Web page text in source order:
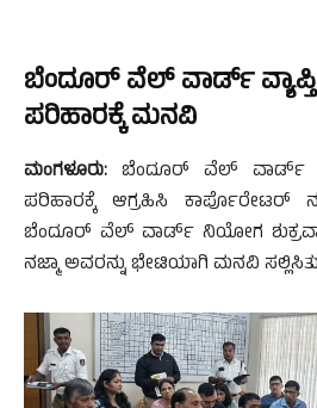
ಬೆಂದೂರ್ ವೆಲ್ ವಾರ್ಡ್
ಪರಿಹಾರಕ್ಕೆ ಮನವಿ
ಮಂಗಳೂರು: ಬೆಂದೂರ್ ವೆಲ್ ವಾರ್ಡ್
ಪರಿಹಾರಕ್ಕೆ ಆಗ್ರಹಿಸಿ ಕಾರ್ಪೊರೇಟರ್
ಬೆಂದೂರ್ ವೆಲ್ ವಾರ್ಡ್ ನಿಯೋಗ
ನಜ್ಮಾ ಅವರನ್ನು ಭೇಟಿಯಾಗಿ ಮನವಿ